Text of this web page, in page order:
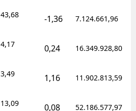
43,68 -1,36 7.124.661,96
4,17 0,24 16.349.928,80
3,49 1,16 11.902.813,59
13,09 0,08 52.186.577,97